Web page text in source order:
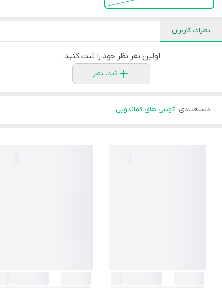
نظرات کاربران
اولین نفر نظر خود را ثبت کنید.
ثبت نظر
دسته‌بندی: گوشی های کماندویی